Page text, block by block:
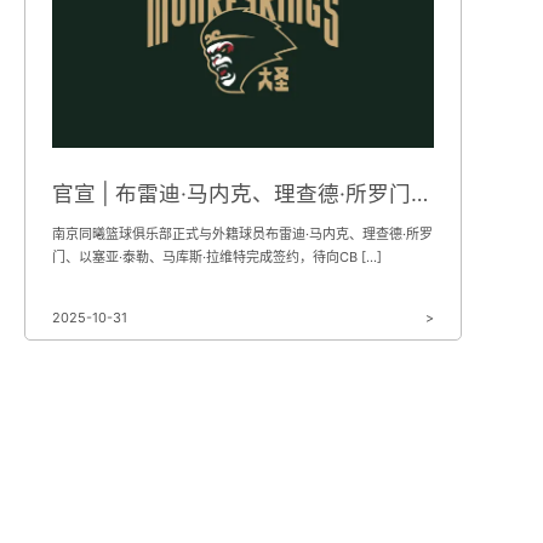
官宣 | 布雷迪·马内克、理查德·所罗门、以塞亚·泰勒、马库斯·拉维特正式加盟南京头排苏酒队
南京同曦篮球俱乐部正式与外籍球员布雷迪·马内克、理查德·所罗
门、以塞亚·泰勒、马库斯·拉维特完成签约，待向CB […]
2025-10-31 >